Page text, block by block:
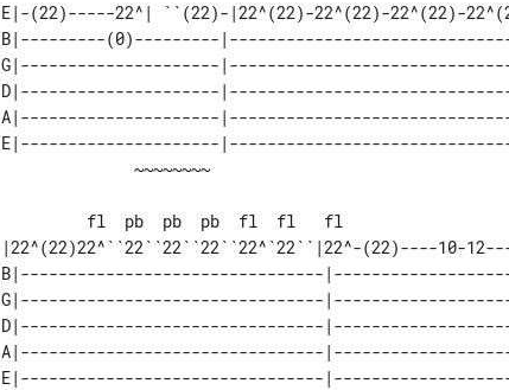
E|-(22)-----22^| ``(22)-|22^(22)-22^(22)-22^(22)-
B|---------(0)---------
G|---------------------
D|---------------------
A|---------------------
E|---------------------
|22^(22)22^``22``22``22``22^`22``|22^-(22)----10-
B|--------------------------------
G|--------------------------------
D|--------------------------------
A|--------------------------------
E|--------------------------------